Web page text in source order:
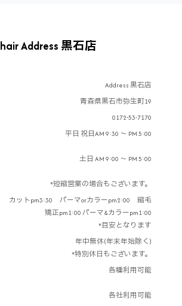
hair Address 黒石店
Address 黒石店
青森県黒石市弥生町19
0172-53-7170
平日 祝日AM 9:30 ～ PM 5:00
土日 AM 9:00 ～ PM 5:00
*短縮営業の場合もございます。
カットpm3:30 パーマorカラーpm2:00 縮毛
矯正pm1:00 パーマ&カラーpm1:00
*目安となります
年中無休(年末年始除く)
*特別休日もございます。
各種利用可能
各社利用可能